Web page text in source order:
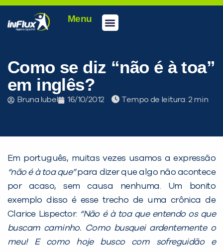
Menu
Como se diz “não é à toa”
em inglês?
Bruna Iubel 16/10/2012 Tempo de leitura:
Em português, muitas vezes usamos a expressão
“não é à toa que”para dizer que algo não acontece
por acaso, sem causa nenhuma. Um bonito
exemplo disso é esse trecho de uma crônica de
Clarice Lispector: “Não é à toa que entendo os que
buscam caminho. Como busquei ardentemente o
meu! E como hoje busco com sofreguidão e
PEÇA UMA DEMONSTRAÇÃO DE MÉTODO